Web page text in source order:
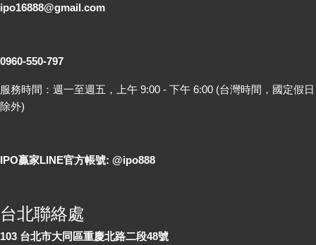
ipo16888@gmail.com
0960-550-797
服務時間：週一至週五，上午 9:00 - 下午 6:00 (台灣時間，國定假日
除外)
IPO贏家LINE官方帳號: @ipo888
台北聯絡處
103 台北市大同區重慶北路二段48號